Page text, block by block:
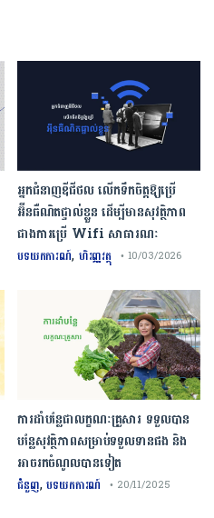
អ្នកជំនាញឌីជីថល លើកទឹកចិត្តឱ្យប្រើ
អ៊ីនធឺណិតផ្ទាល់ខ្លួន ដើម្បីមានសុវត្ថិភាព
ជាងការប្រើ Wifi​ សាធារណៈ
បទយកការណ៍, ហិរញ្ញវត្ថុ • 10/03/2026
ការដាំបន្លែជាលក្ខណៈគ្រួសារ ទទួលបាន
បន្លែសុវត្ថិភាពសម្រាប់ទទួលទានផង និង
អាចរកចំណូលបានទៀត
ជំនួញ,បទយកការណ៍ • 20/11/2025